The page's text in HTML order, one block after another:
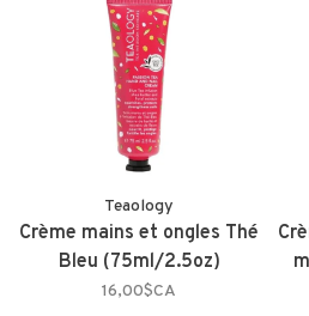
Teaology
Crème mains et ongles Thé
Bleu (75ml/2.5oz)
16,00$CA